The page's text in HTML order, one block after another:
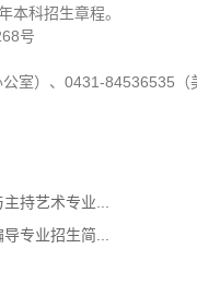
本科招生章程。
号
室）、0431-84536535（
持艺术专业...
专业招生简...